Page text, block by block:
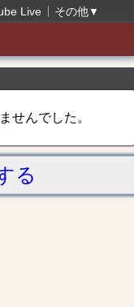
Live その他▼
せんでした。
る